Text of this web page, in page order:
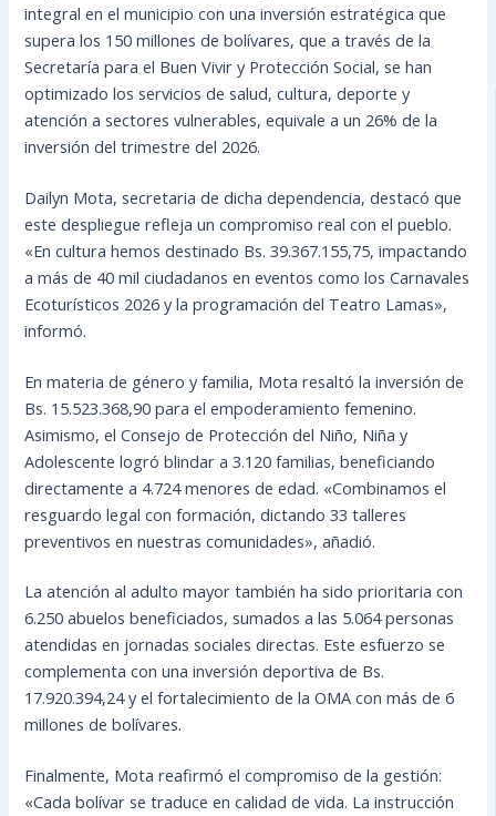
integral en el municipio con una inversión estratégica que
supera los 150 millones de bolívares, que a través de la
Secretaría para el Buen Vivir y Protección Social, se han
optimizado los servicios de salud, cultura, deporte y
atención a sectores vulnerables, equivale a un 26% de la
inversión del trimestre del 2026.
Dailyn Mota, secretaria de dicha dependencia, destacó que
este despliegue refleja un compromiso real con el pueblo.
«En cultura hemos destinado Bs. 39.367.155,75, impactando
a más de 40 mil ciudadanos en eventos como los Carnavales
Ecoturísticos 2026 y la programación del Teatro Lamas»,
informó.
En materia de género y familia, Mota resaltó la inversión de
Bs. 15.523.368,90 para el empoderamiento femenino.
Asimismo, el Consejo de Protección del Niño, Niña y
Adolescente logró blindar a 3.120 familias, beneficiando
directamente a 4.724 menores de edad. «Combinamos el
resguardo legal con formación, dictando 33 talleres
preventivos en nuestras comunidades», añadió.
La atención al adulto mayor también ha sido prioritaria con
6.250 abuelos beneficiados, sumados a las 5.064 personas
atendidas en jornadas sociales directas. Este esfuerzo se
complementa con una inversión deportiva de Bs.
17.920.394,24 y el fortalecimiento de la OMA con más de 6
millones de bolívares.
Finalmente, Mota reafirmó el compromiso de la gestión:
«Cada bolívar se traduce en calidad de vida. La instrucción